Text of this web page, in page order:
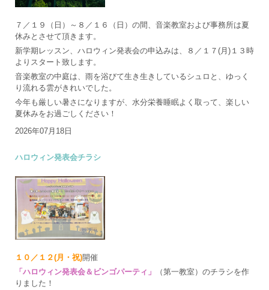
７／１９（日）～８／１６（日）の間、音楽教室および事務所は夏
休みとさせて頂きます。
新学期レッスン、ハロウィン発表会の申込みは、８／１７(月)１３時
よりスタート致します。
音楽教室の中庭は、雨を浴びて生き生きしているシュロと、ゆっく
り流れる雲がきれいでした。
今年も厳しい暑さになりますが、水分栄養睡眠よく取って、楽しい
夏休みをお過ごしください！
2026年07月18日
ハロウィン発表会チラシ
１０／１２(月・祝)開催
「ハロウィン発表会＆ビンゴパーティ」
（第一教室）のチラシを作
りました！